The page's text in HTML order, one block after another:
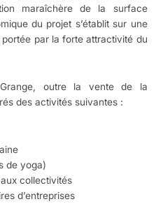
maraîchère de la surface
du projet s’établit sur une
par la forte attractivité du
outre la vente de la
des activités suivantes :
de yoga)
collectivités
d’entreprises